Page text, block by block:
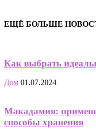
ЕЩЁ БОЛЬШЕ
Как выбрать
Дом 01.07.2024
Макадамия:
способы хранения